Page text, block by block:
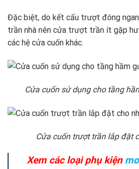
Đặc biệt, do kết cấu trượt đóng
trần nhà nên cửa trượt trần ít gặp
các hệ cửa cuốn khác.
Cửa cuốn sử dụng cho tầng
Cửa cuốn trượt trần lắp đặt
Xem các loại phụ kiện